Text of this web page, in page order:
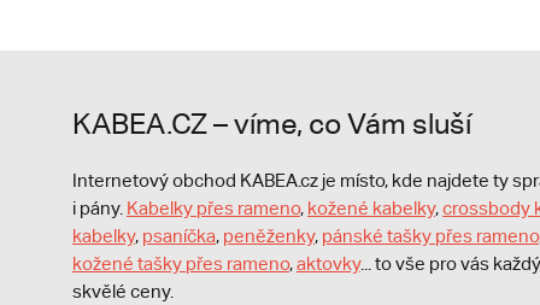
KABEA.CZ – víme, co Vám sluší
Internetový obchod KABEA.cz je místo, kde najdete ty
i pány. Kabelky přes rameno, kožené kabelky,crossbody
kabelky, psaníčka, peněženky, pánské tašky přes rameno
kožené tašky přes rameno,aktovky... to vše pro vás
skvělé ceny.